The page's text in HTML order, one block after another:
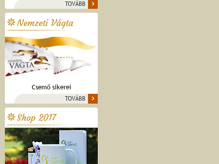
TOVÁBB
Nemzeti Vágta
Csemő sikerei
TOVÁBB
Shop 2017